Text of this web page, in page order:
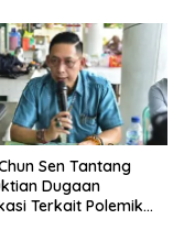
Sen Tantang
Dugaan
Terkait Polemik